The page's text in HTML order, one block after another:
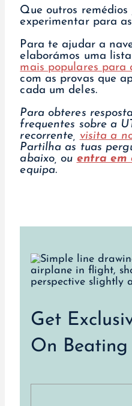
Que outros
experimentar para
Para te ajudar a
elaborámos uma
mais populares para
com as provas que
cada um deles.
Para obteres
frequentes sobre a
recorrente, visita a
Partilha as tuas
abaixo, ou entra em
equipa.
Get
On Beating